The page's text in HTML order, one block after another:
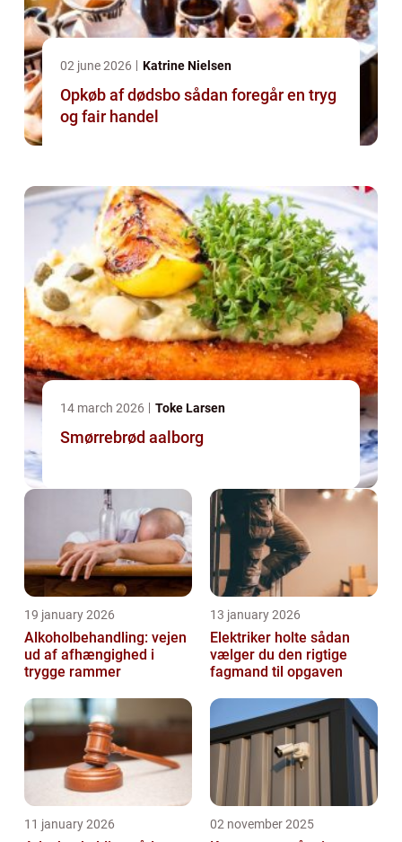
02 june 2026 Katrine Nielsen
Opkøb af dødsbo sådan foregår en tryg
og fair handel
14 march 2026 Toke Larsen
Smørrebrød aalborg
19 january 2026
Alkoholbehandling: vejen
ud af afhængighed i
trygge rammer
13 january 2026
Elektriker holte sådan
vælger du den rigtige
fagmand til opgaven
11 january 2026 02 november 2025